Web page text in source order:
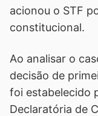
acionou o STF
constitucional.
Ao analisar o
decisão de
foi estabelecido
Declaratória de